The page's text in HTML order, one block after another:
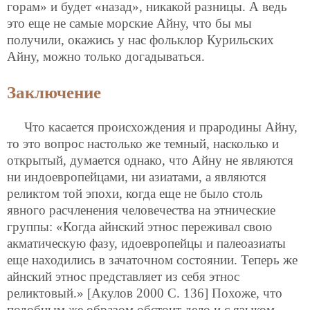
горам» и будет «назад», никакой разницы. А ведь
это еще не самые морские Айну, что бы мы
получили, окажись у нас фольклор Курильских
Айну, можно только догадываться.
Заключение
Что касается происхождения и прародины Айну,
то это вопрос настолько же темный, насколько и
открытый, думается однако, что Айну не являются
ни индоевропейцами, ни азиатами, а являются
реликтом той эпохи, когда еще не было столь
явного расчленения человечества на этнические
группы: «Когда айнский этнос переживал свою
акматическую фазу, идоевропейцы и палеоазиаты
еще находились в зачаточном состоянии. Теперь же
айнский этнос представляет из себя этнос
реликтовый.» [Акулов 2000 С. 136] Похоже, что